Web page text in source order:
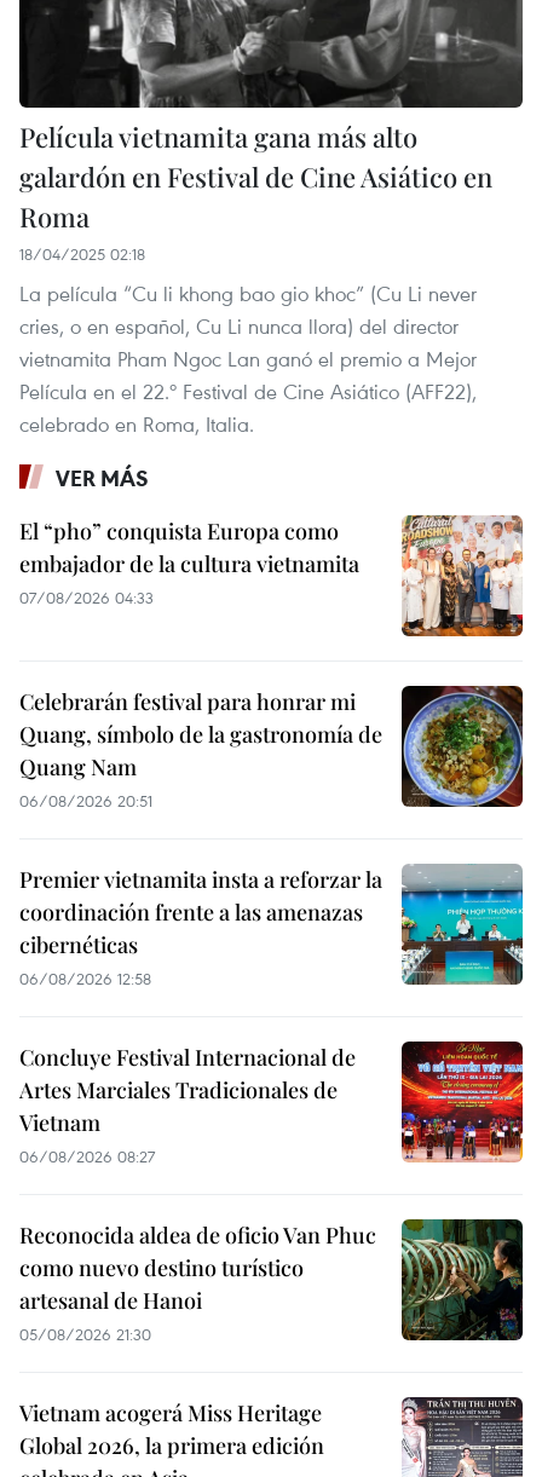
Película vietnamita gana más alto
galardón en Festival de Cine Asiático en
Roma
18/04/2025 02:18
La película “Cu li khong bao gio khoc” (Cu Li never
cries, o en español, Cu Li nunca llora) del director
vietnamita Pham Ngoc Lan ganó el premio a Mejor
Película en el 22.º Festival de Cine Asiático (AFF22),
celebrado en Roma, Italia.
VER MÁS
El “pho” conquista Europa como
embajador de la cultura vietnamita
07/08/2026 04:33
Celebrarán festival para honrar mi
Quang, símbolo de la gastronomía de
Quang Nam
06/08/2026 20:51
Premier vietnamita insta a reforzar la
coordinación frente a las amenazas
cibernéticas
06/08/2026 12:58
Concluye Festival Internacional de
Artes Marciales Tradicionales de
Vietnam
06/08/2026 08:27
Reconocida aldea de oficio Van Phuc
como nuevo destino turístico
artesanal de Hanoi
05/08/2026 21:30
Vietnam acogerá Miss Heritage
Global 2026, la primera edición